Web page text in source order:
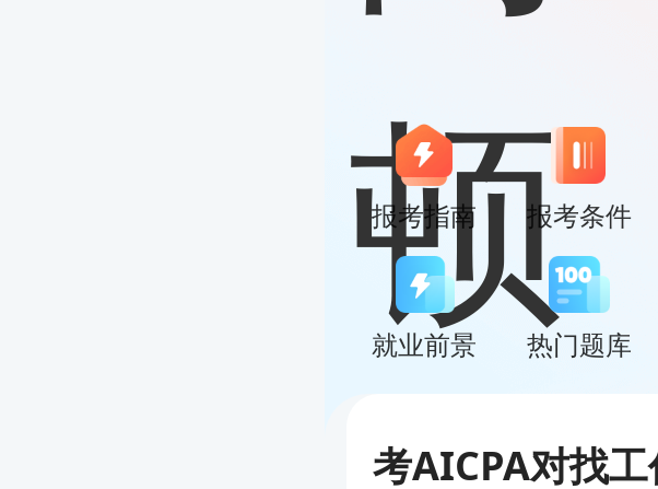
报考指南 报考条件
就业前景 热门题库
考AICPA对找